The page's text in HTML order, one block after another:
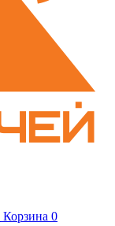
Корзина 0